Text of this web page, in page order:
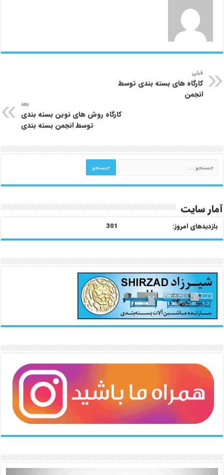
قبلی
کارگاه های بسته بندی توسط
انجمن
بعد
کارگاه روش های نوین بسته بندی
توسط انجمن بسته بندی
آمار سایت
بازدیدهای امروز: 301